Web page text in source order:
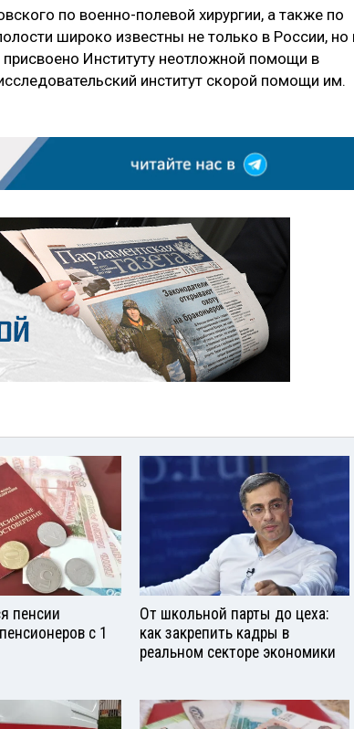
по военно-полевой хирургии, а также по
широко известны не только в России, но
Институту неотложной помощи в
институт скорой помощи им.
пенсии
с 1
От школьной парты до цеха:
как закрепить кадры в
реальном секторе экономики